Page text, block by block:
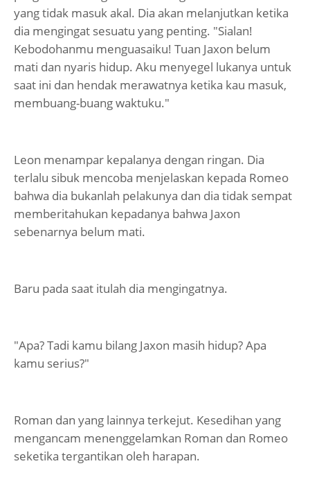
yang tidak masuk akal. Dia akan melanjutkan ketika
dia mengingat sesuatu yang penting. "Sialan!
Kebodohanmu menguasaiku! Tuan Jaxon belum
mati dan nyaris hidup. Aku menyegel lukanya untuk
saat ini dan hendak merawatnya ketika kau masuk,
membuang-buang waktuku."
Leon menampar kepalanya dengan ringan. Dia
terlalu sibuk mencoba menjelaskan kepada Romeo
bahwa dia bukanlah pelakunya dan dia tidak sempat
memberitahukan kepadanya bahwa Jaxon
sebenarnya belum mati.
Baru pada saat itulah dia mengingatnya.
"Apa? Tadi kamu bilang Jaxon masih hidup? Apa
kamu serius?"
Roman dan yang lainnya terkejut. Kesedihan yang
mengancam menenggelamkan Roman dan Romeo
seketika tergantikan oleh harapan.